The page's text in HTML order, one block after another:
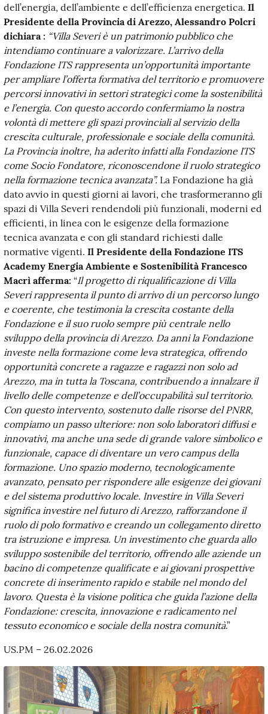
dell’energia, dell’ambiente e dell’efficienza energetica. Il
Presidente della Provincia di Arezzo, Alessandro Polcri
dichiara : “Villa Severi è un patrimonio pubblico che
intendiamo continuare a valorizzare. L’arrivo della
Fondazione ITS rappresenta un’opportunità importante
per ampliare l’offerta formativa del territorio e promuovere
percorsi innovativi in settori strategici come la sostenibilità
e l’energia. Con questo accordo confermiamo la nostra
volontà di mettere gli spazi provinciali al servizio della
crescita culturale, professionale e sociale della comunità.
La Provincia inoltre, ha aderito infatti alla Fondazione ITS
come Socio Fondatore, riconoscendone il ruolo strategico
nella formazione tecnica avanzata”. La Fondazione ha già
dato avvio in questi giorni ai lavori, che trasformeranno gli
spazi di Villa Severi rendendoli più funzionali, moderni ed
efficienti, in linea con le esigenze della formazione
tecnica avanzata e con gli standard richiesti dalle
normative vigenti. Il Presidente della Fondazione ITS
Academy Energia Ambiente e Sostenibilità Francesco
Macrì afferma: “Il progetto di riqualificazione di Villa
Severi rappresenta il punto di arrivo di un percorso lungo
e coerente, che testimonia la crescita costante della
Fondazione e il suo ruolo sempre più centrale nello
sviluppo della provincia di Arezzo. Da anni la Fondazione
investe nella formazione come leva strategica, offrendo
opportunità concrete a ragazze e ragazzi non solo ad
Arezzo, ma in tutta la Toscana, contribuendo a innalzare il
livello delle competenze e dell’occupabilità sul territorio.
Con questo intervento, sostenuto dalle risorse del PNRR,
compiamo un passo ulteriore: non solo laboratori diffusi e
innovativi, ma anche una sede di grande valore simbolico e
funzionale, capace di diventare un vero campus della
formazione. Uno spazio moderno, tecnologicamente
avanzato, pensato per rispondere alle esigenze dei giovani
e del sistema produttivo locale. Investire in Villa Severi
significa investire nel futuro di Arezzo, rafforzandone il
ruolo di polo formativo e creando un collegamento diretto
tra istruzione e impresa. Un investimento che guarda allo
sviluppo sostenibile del territorio, offrendo alle aziende un
bacino di competenze qualificate e ai giovani prospettive
concrete di inserimento rapido e stabile nel mondo del
lavoro. Questa è la visione politica che guida l’azione della
Fondazione: crescita, innovazione e radicamento nel
tessuto economico e sociale della nostra comunità.”
US.PM – 26.02.2026